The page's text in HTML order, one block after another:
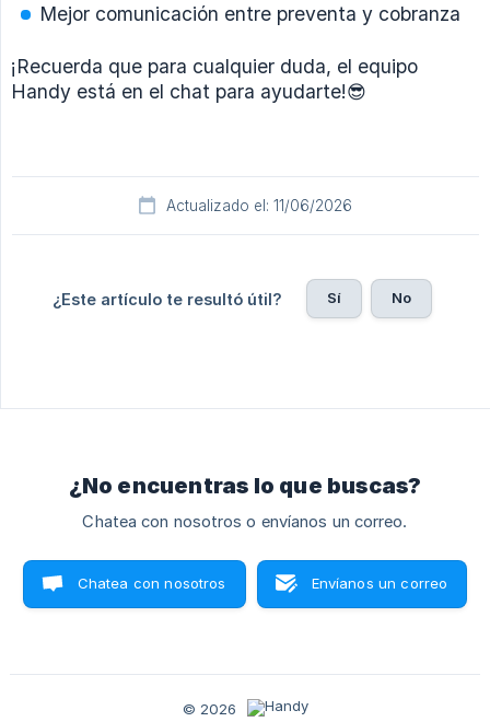
Mejor comunicación entre preventa y cobranza
¡Recuerda que para cualquier duda, el equipo
Handy está en el chat para ayudarte!😎
Actualizado el: 11/06/2026
¿Este artículo te resultó útil? Sí No
¿No encuentras lo que buscas?
Chatea con nosotros o envíanos un correo.
Chatea con nosotros Envíanos un correo
© 2026